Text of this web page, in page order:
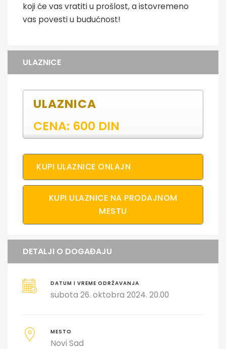
koji će vas vratiti u prošlost, a istovremeno
vas povesti u budućnost!
ULAZNICE
ULAZNICA
CENA: 600 DIN
KUPI ULAZNICE ONLAJN
KUPI ULAZNICE NA PRODAJNOM
MESTU
DETALJI O DOGAĐAJU
DATUM I VREME ODRŽAVANJA
subota 26. oktobra 2024. 20.00
MESTO
Novi Sad